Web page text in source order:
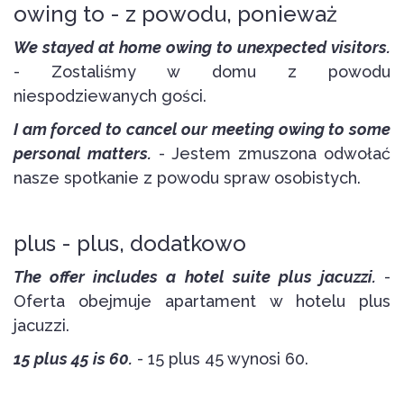
owing to - z powodu, ponieważ
We stayed at home owing to unexpected visitors.
- Zostaliśmy w domu z powodu
niespodziewanych gości.
I am forced to cancel our meeting owing to some
personal matters. - Jestem zmuszona odwołać
nasze spotkanie z powodu spraw osobistych.
plus - plus, dodatkowo
The offer includes a hotel suite plus jacuzzi. -
Oferta obejmuje apartament w hotelu plus
jacuzzi.
15 plus 45 is 60. - 15 plus 45 wynosi 60.